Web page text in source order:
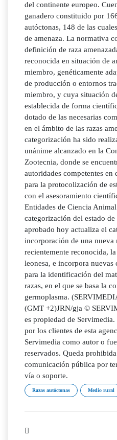
del continente europeo.
ganadero constituido por
autóctonas, 148 de las
de amenaza. La normativa
definición de raza
reconocida en situación de
miembro, genéticamente
de producción o entornos
miembro, y cuya situación
establecida de forma
dotado de las necesarias
en el ámbito de las razas
categorización ha sido
unánime alcanzado en la
Zootecnia, donde se
autoridades competentes en
para la protocolización de
con el asesoramiento
Entidades de Ciencia
categorización del estado
aprobado hoy actualiza el
incorporación de una nueva
recientemente reconocida,
leonesa, e incorpora nuevas
para la identificación del
razas, en el que se basa la
germoplasma.
(GMT +2)JRN/gja ©
es propiedad de
por los clientes de esta
Servimedia como autor o
reservados. Queda
comunicación pública por
vía o soporte.
Razas autóctonas Medio rural